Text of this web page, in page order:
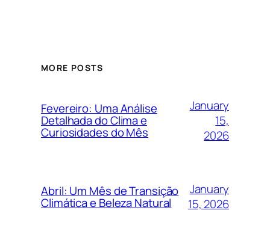
MORE POSTS
Fevereiro: Uma Análise
Detalhada do Clima e
Curiosidades do Mês
January
15,
2026
Abril: Um Mês de Transição
Climática e Beleza Natural
January
15, 2026